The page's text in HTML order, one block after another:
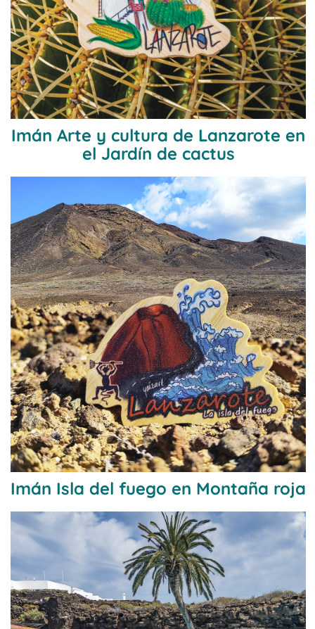
Imán Arte y cultura de Lanzarote en
el Jardín de cactus
Imán Isla del fuego en Montaña roja